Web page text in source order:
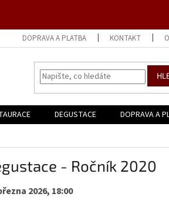
DOPRAVA A PLATBA KONTAKT
DEGUSTACE DOPRAVA A
- Ročník 2020
2026, 18:00